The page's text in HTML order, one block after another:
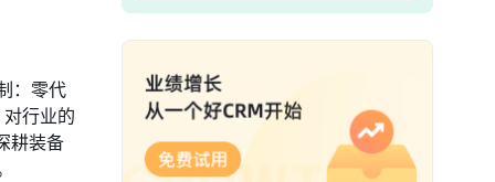
：零代
行业的
耕装备